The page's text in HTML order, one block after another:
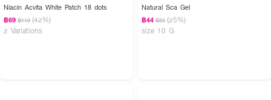
Niacin Acvita White Patch 18 dots
฿69 ฿119 (42%)
2 Variations
Natural Sca Gel
฿44 ฿59 (25%)
size 10 G